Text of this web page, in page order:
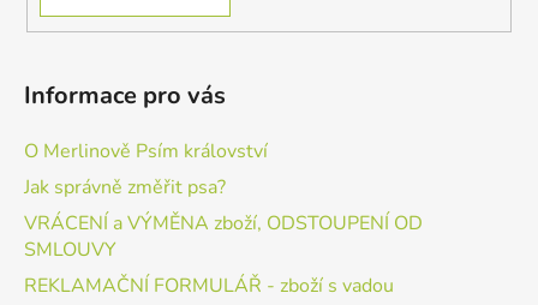
Informace pro vás
O Merlinově Psím království
Jak správně změřit psa?
VRÁCENÍ a VÝMĚNA zboží, ODSTOUPENÍ OD
SMLOUVY
REKLAMAČNÍ FORMULÁŘ - zboží s vadou